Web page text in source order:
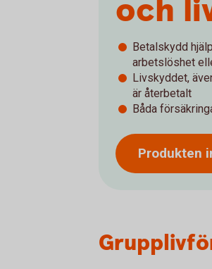
och
Betalskydd
arbetslöshet
Livskyddet,
är återbetalt
Båda
Produkten